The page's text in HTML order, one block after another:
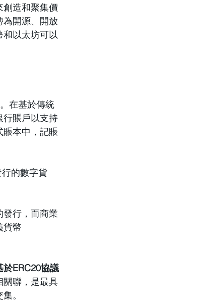
創造和聚集價
開源、開放
以太坊可以
在基於傳統
行賬戶以支持
賬本中，記賬
的數字貨
行，而商業
貨幣
ERC20協議
關聯，是最具
。